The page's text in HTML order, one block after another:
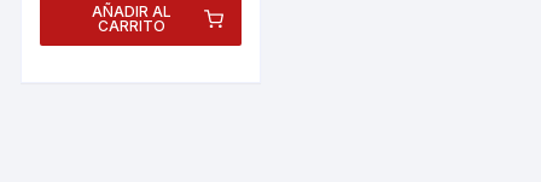
AÑADIR AL
CARRITO